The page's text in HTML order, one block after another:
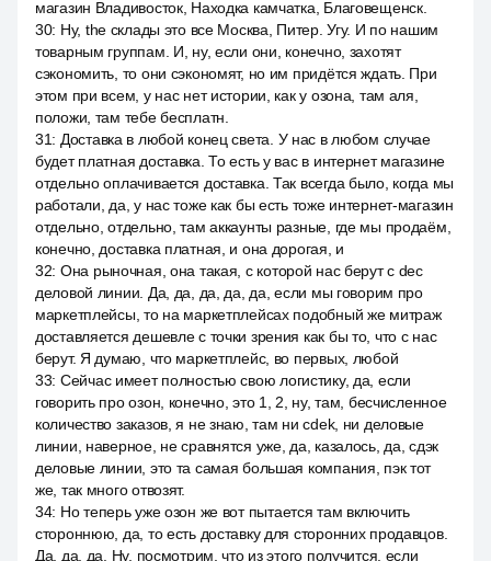
магазин Владивосток, Находка камчатка, Благовещенск.
30: Ну, the склады это все Москва, Питер. Угу. И по нашим
товарным группам. И, ну, если они, конечно, захотят
сэкономить, то они сэкономят, но им придётся ждать. При
этом при всем, у нас нет истории, как у озона, там аля,
положи, там тебе бесплатн.
31: Доставка в любой конец света. У нас в любом случае
будет платная доставка. То есть у вас в интернет магазине
отдельно оплачивается доставка. Так всегда было, когда мы
работали, да, у нас тоже как бы есть тоже интернет-магазин
отдельно, отдельно, там аккаунты разные, где мы продаём,
конечно, доставка платная, и она дорогая, и
32: Она рыночная, она такая, с которой нас берут с dec
деловой линии. Да, да, да, да, да, если мы говорим про
маркетплейсы, то на маркетплейсах подобный же митраж
доставляется дешевле с точки зрения как бы то, что с нас
берут. Я думаю, что маркетплейс, во первых, любой
33: Сейчас имеет полностью свою логистику, да, если
говорить про озон, конечно, это 1, 2, ну, там, бесчисленное
количество заказов, я не знаю, там ни cdek, ни деловые
линии, наверное, не сравнятся уже, да, казалось, да, сдэк
деловые линии, это та самая большая компания, пэк тот
же, так много отвозят.
34: Но теперь уже озон же вот пытается там включить
стороннюю, да, то есть доставку для сторонних продавцов.
Да, да, да. Ну, посмотрим, что из этого получится, если